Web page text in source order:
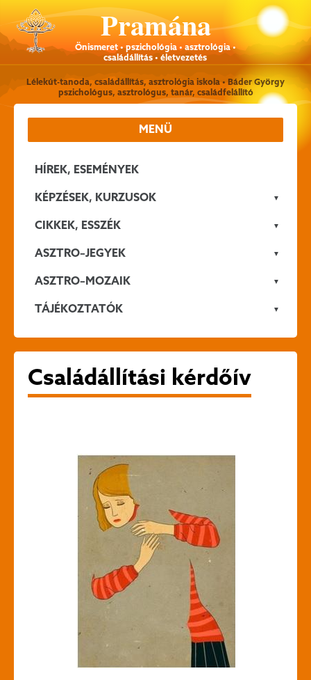
Pramána
Önismeret • pszichológia • asztrológia •
családállítás • életvezetés
Lélekút-tanoda, családállítás, asztrológia iskola • Báder György
pszichológus, asztrológus, tanár, családfelállító
MENÜ
HÍREK, ESEMÉNYEK
KÉPZÉSEK, KURZUSOK
CIKKEK, ESSZÉK
ASZTRO–JEGYEK
ASZTRO–MOZAIK
TÁJÉKOZTATÓK
Családállítási kérdőív